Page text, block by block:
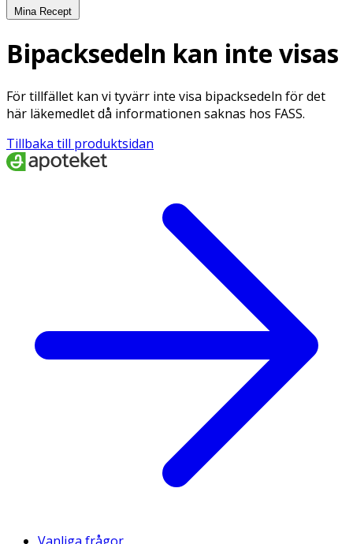
Mina Recept
Bipacksedeln kan inte visas
För tillfället kan vi tyvärr inte visa bipacksedeln för det
här läkemedlet då informationen saknas hos FASS.
Tillbaka till produktsidan